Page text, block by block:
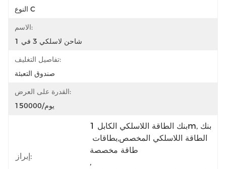
النوع C
الاسم:
شاحن لاسلكي 3 في 1
تفاصيل التغليف:
صندوق التعبئة
القدرة على العرض:
150000/يوم
إبراز:
بنك الطاقة اللاسلكي الكابل 1m,بنك
طاقة مخصصة
,